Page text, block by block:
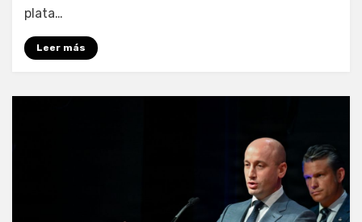
plata…
Leer más